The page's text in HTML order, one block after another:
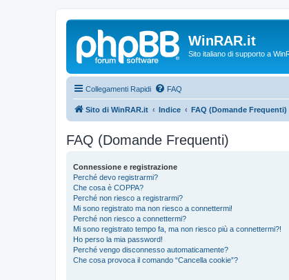
WinRAR.it
Sito italiano di supporto a
Collegamenti Rapidi FAQ
Sito di WinRAR.it Indice FAQ (Domande Frequenti)
FAQ (Domande Frequenti)
Connessione e registrazione
Perché devo registrarmi?
Che cosa è COPPA?
Perché non riesco a registrarmi?
Mi sono registrato ma non riesco a connettermi!
Perché non riesco a connettermi?
Mi sono registrato tempo fa, ma non riesco più a connettermi?!
Ho perso la mia password!
Perché vengo disconnesso automaticamente?
Che cosa provoca il comando “Cancella cookie”?